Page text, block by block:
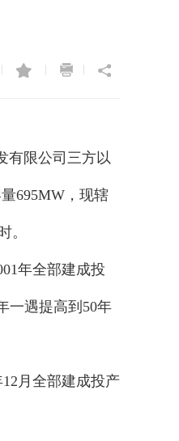
有限公司三方以
695MW，现辖
。
年全部建成投
一遇提高到50年
月全部建成投产